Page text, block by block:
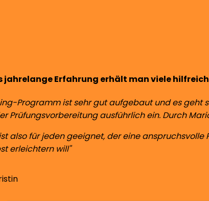
jahrelange Erfahrung erhält man viele
Programm ist sehr gut aufgebaut und es
Prüfungsvorbereitung ausführlich ein. Durch
also für jeden geeignet, der eine
erleichtern will"